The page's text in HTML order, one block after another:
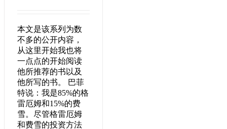
本文是该系列为数
不多的公开内容，
从这里开始我也将
一点点的开始阅读
他所推荐的书以及
他所写的书。 巴菲
特说：我是85%的格
雷厄姆和15%的费
雪。尽管格雷厄姆
和费雪的投资方法